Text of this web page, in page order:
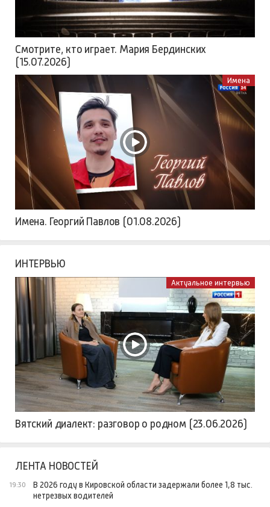
Смотрите, кто играет. Мария Бердинских
(15.07.2026)
Имена
Имена. Георгий Павлов (01.08.2026)
ИНТЕРВЬЮ
Актуальное интервью
Вятский диалект: разговор о родном (23.06.2026)
ЛЕНТА НОВОСТЕЙ
19:30
В 2026 году в Кировской области задержали более 1,8 тыс.
нетрезвых водителей